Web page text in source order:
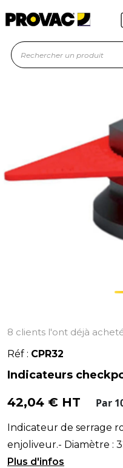
Offre de
En
8 clients l'ont déjà
Réf : CPR32
Indicateurs
42,04 € HT Par
Indicateur de serrage
enjoliveur.- Diamètre :
décalé : un écrou est